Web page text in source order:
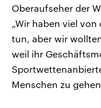
Oberaufseher der
„Wir haben viel
tun, aber wir
weil ihr
Menschen zu